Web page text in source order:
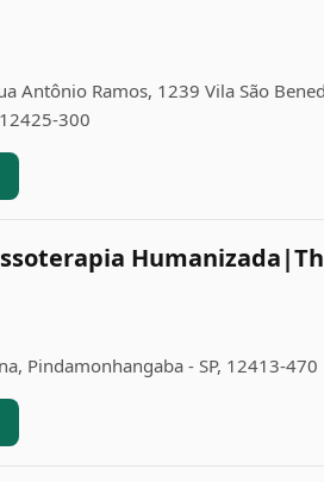
Antônio Ramos, 1239 Vila São
300
Pindamonhangaba - SP, 12413-470